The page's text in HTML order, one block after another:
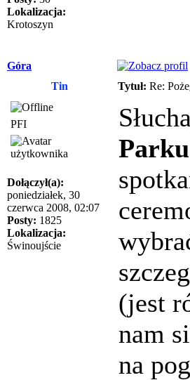
Lokalizacja:
Krotoszyn
Góra
Tin
Tytuł: Re:
PFI
Dołączył(a):
poniedziałek, 30
czerwca 2008, 02:07
Posty: 1825
Lokalizacja:
Świnoujście
(jest
nam
na